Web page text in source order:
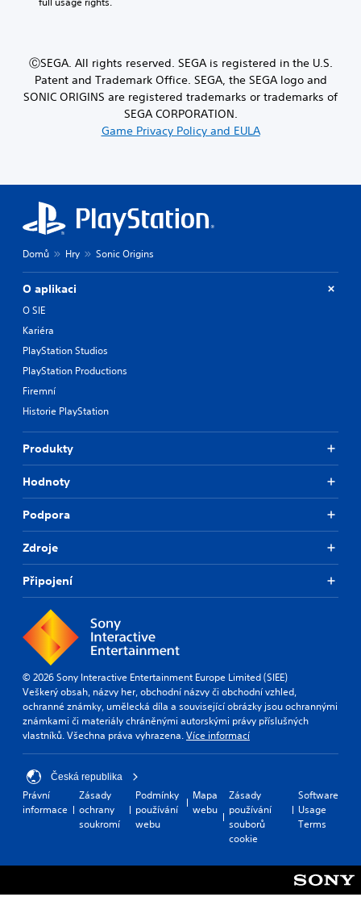
ⒸSEGA. All rights reserved. SEGA is registered in the U.S.
Patent and Trademark Office. SEGA, the SEGA logo and
SONIC ORIGINS are registered trademarks or trademarks of
SEGA CORPORATION.
Game Privacy Policy and EULA
Domů Hry Sonic Origins
O aplikaci
O SIE
Kariéra
PlayStation Studios
PlayStation Productions
Firemní
Historie PlayStation
Produkty
Hodnoty
Podpora
Zdroje
Připojení
© 2026 Sony Interactive Entertainment Europe Limited (SIEE)
Veškerý obsah, názvy her, obchodní názvy či obchodní vzhled,
ochranné známky, umělecká díla a související obrázky jsou ochrannými
známkami či materiály chráněnými autorskými právy příslušných
vlastníků. Všechna práva vyhrazena.Více informací
Česká republika
Právní
informace
Zásady
ochrany
soukromí
Podmínky
používání
webu
Mapa
webu
Zásady
používání
souborů
cookie
Software
Usage
Terms